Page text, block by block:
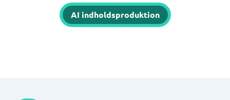
AI indholdsproduktion